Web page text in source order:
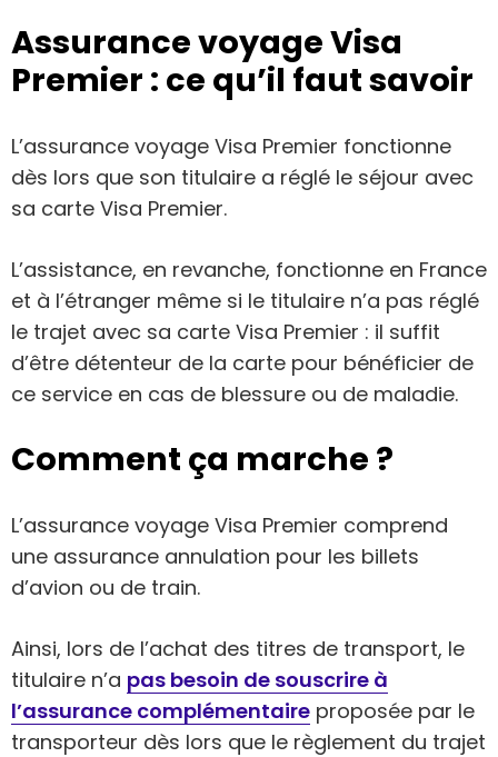
Assurance voyage Visa
Premier : ce qu’il faut savoir
L’assurance voyage Visa Premier fonctionne
dès lors que son titulaire a réglé le séjour avec
sa carte Visa Premier.
L’assistance, en revanche, fonctionne en France
et à l’étranger même si le titulaire n’a pas réglé
le trajet avec sa carte Visa Premier : il suffit
d’être détenteur de la carte pour bénéficier de
ce service en cas de blessure ou de maladie.
Comment ça marche ?
L’assurance voyage Visa Premier comprend
une assurance annulation pour les billets
d’avion ou de train.
Ainsi, lors de l’achat des titres de transport, le
titulaire n’a pas besoin de souscrire à
l’assurance complémentaire proposée par le
transporteur dès lors que le règlement du trajet